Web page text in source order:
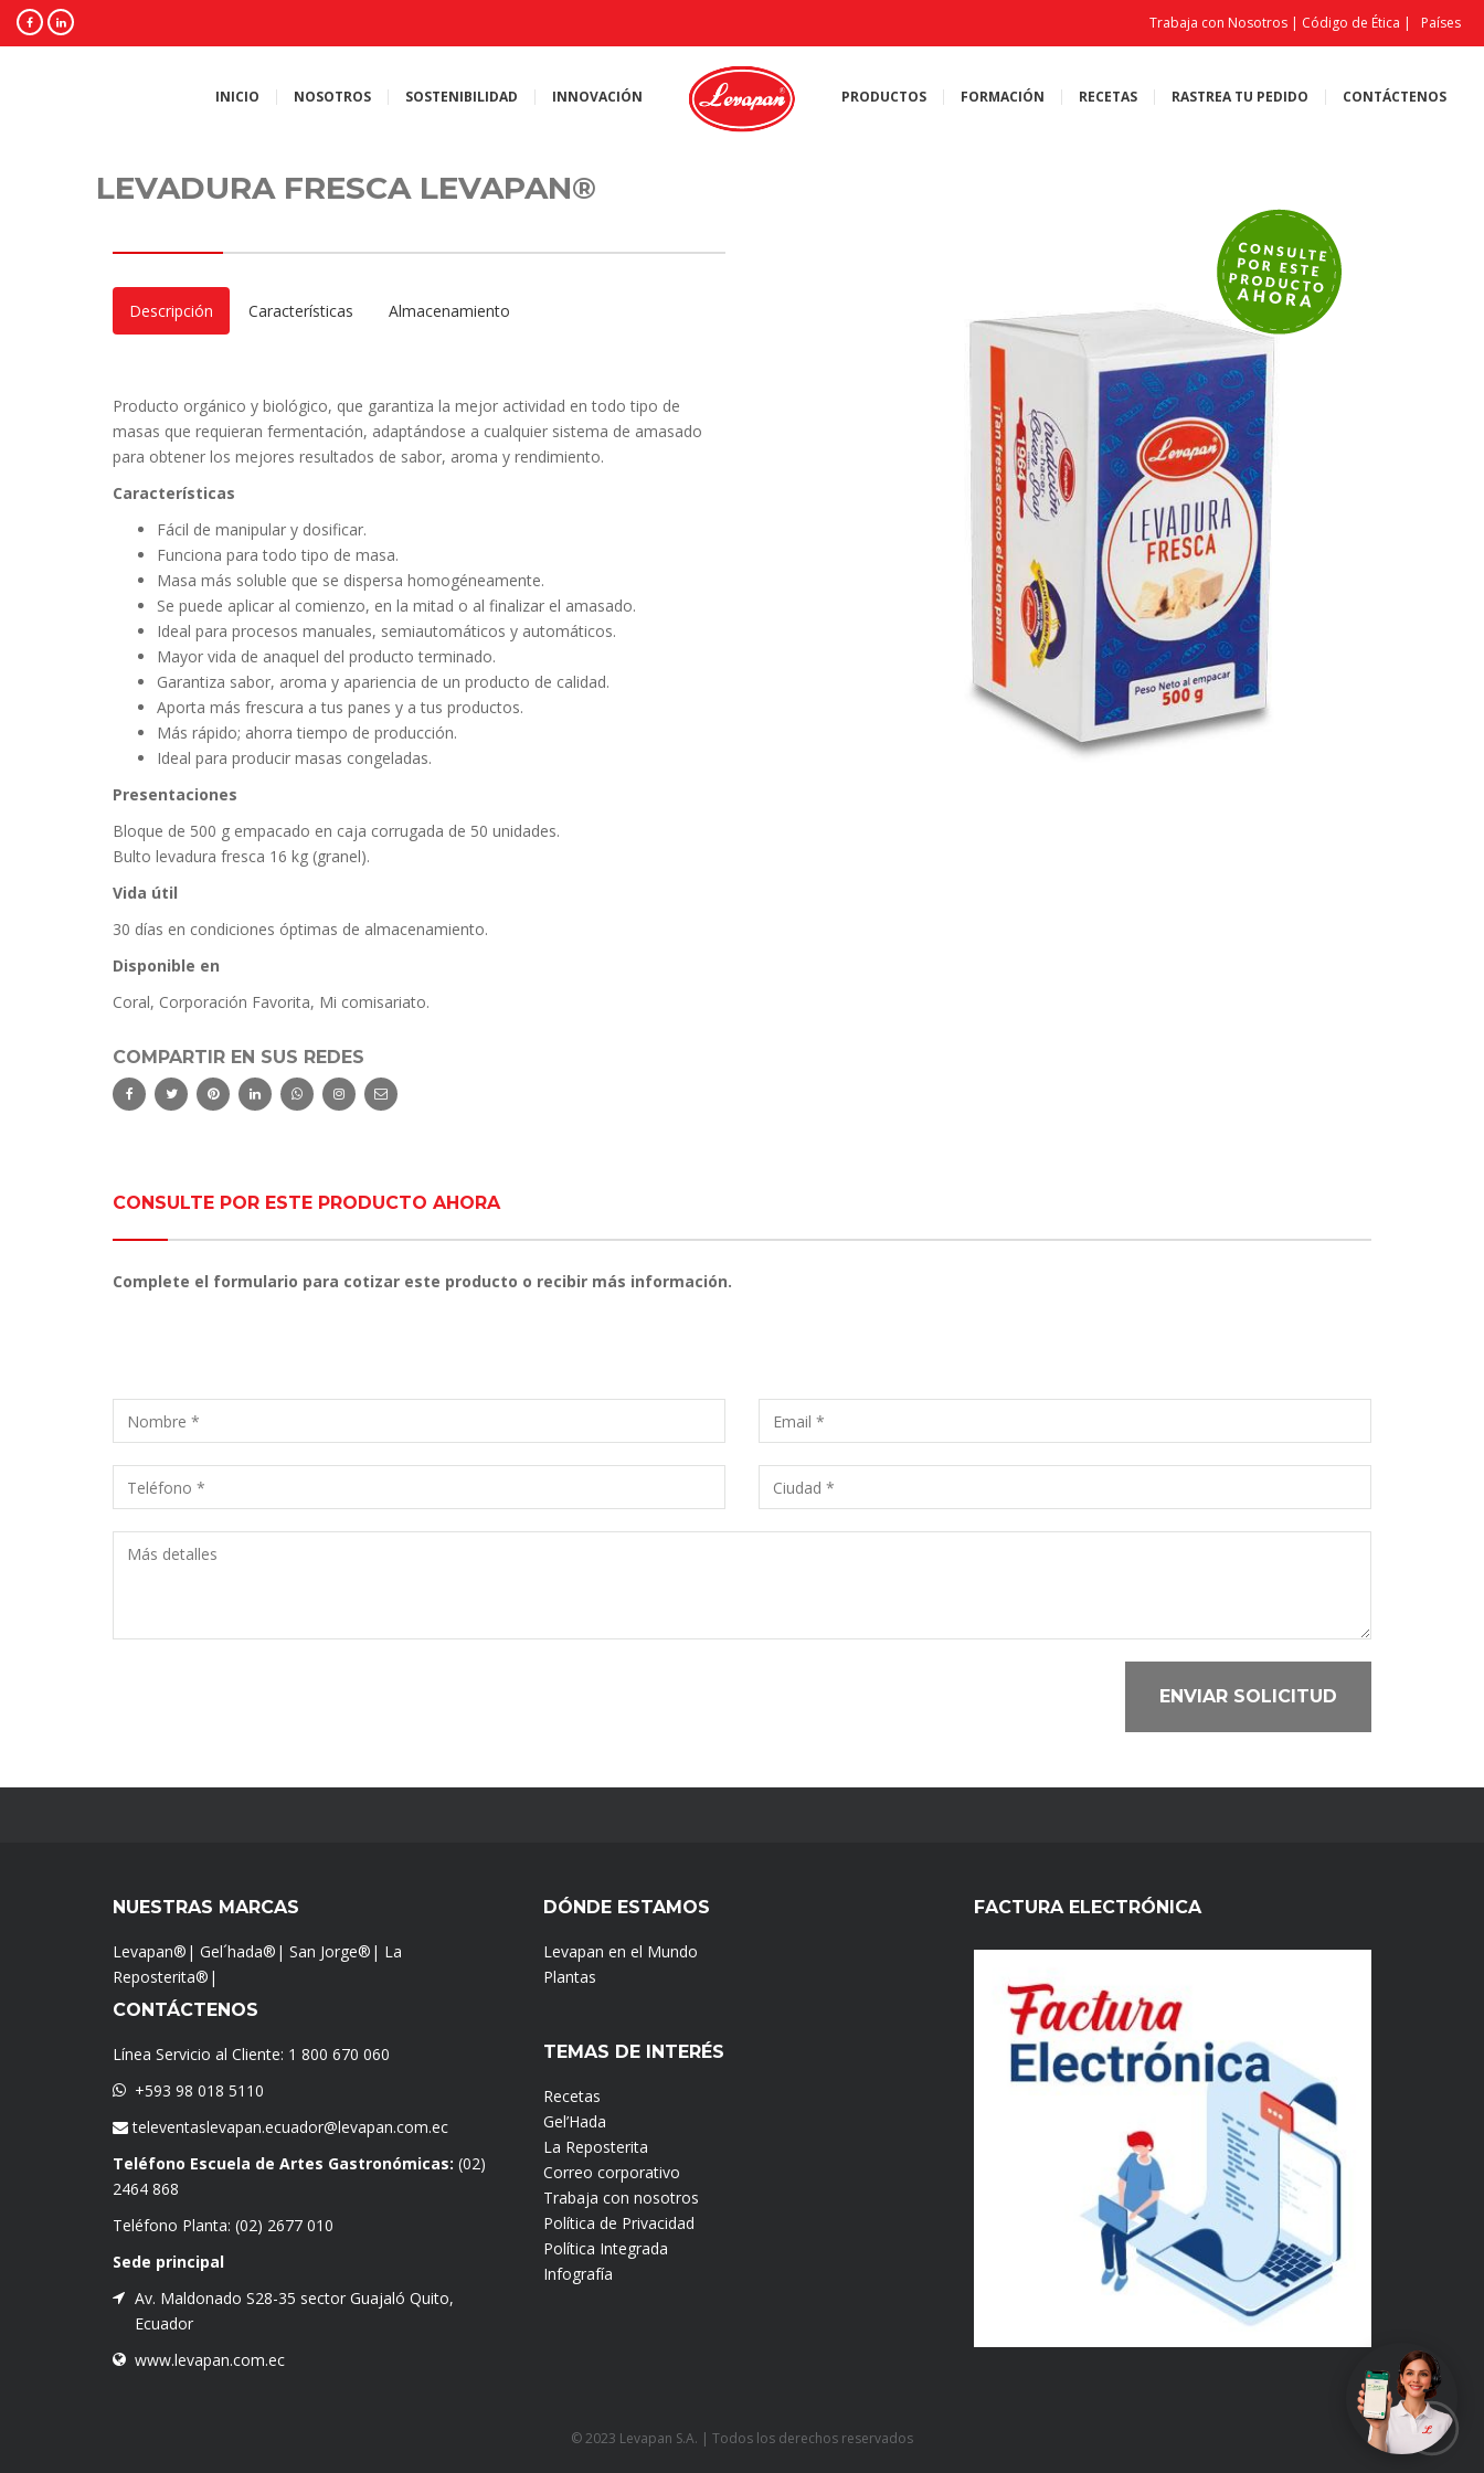
Trabaja con Nosotros | Código de Ética | Países
INICIO NOSOTROS SOSTENIBILIDAD INNOVACIÓN PRODUCTOS FORMACIÓN RECETAS RASTREA TU PEDIDO CONTÁCTENOS
LEVADURA FRESCA LEVAPAN®
Descripción Características Almacenamiento
Producto orgánico y biológico, que garantiza la mejor actividad en todo tipo de
masas que requieran fermentación, adaptándose a cualquier sistema de amasado
para obtener los mejores resultados de sabor, aroma y rendimiento.
Características
Fácil de manipular y dosificar.
Funciona para todo tipo de masa.
Masa más soluble que se dispersa homogéneamente.
Se puede aplicar al comienzo, en la mitad o al finalizar el amasado.
Ideal para procesos manuales, semiautomáticos y automáticos.
Mayor vida de anaquel del producto terminado.
Garantiza sabor, aroma y apariencia de un producto de calidad.
Aporta más frescura a tus panes y a tus productos.
Más rápido; ahorra tiempo de producción.
Ideal para producir masas congeladas.
Presentaciones
Bloque de 500 g empacado en caja corrugada de 50 unidades.
Bulto levadura fresca 16 kg (granel).
Vida útil
30 días en condiciones óptimas de almacenamiento.
Disponible en
Coral, Corporación Favorita, Mi comisariato.
COMPARTIR EN SUS REDES
CONSULTE POR ESTE PRODUCTO AHORA
Complete el formulario para cotizar este producto o recibir más información.
ENVIAR SOLICITUD
NUESTRAS MARCAS
Levapan® | Gel´hada® | San Jorge® | La
Reposterita® |
CONTÁCTENOS
Línea Servicio al Cliente: 1 800 670 060
+593 98 018 5110
televentaslevapan.ecuador@levapan.com.ec
Teléfono Escuela de Artes Gastronómicas: (02)
2464 868
Teléfono Planta: (02) 2677 010
Sede principal
Av. Maldonado S28-35 sector Guajaló Quito,
Ecuador
www.levapan.com.ec
DÓNDE ESTAMOS
Levapan en el Mundo
Plantas
TEMAS DE INTERÉS
Recetas
Gel’Hada
La Reposterita
Correo corporativo
Trabaja con nosotros
Política de Privacidad
Política Integrada
Infografía
FACTURA ELECTRÓNICA
© 2023 Levapan S.A. | Todos los derechos reservados